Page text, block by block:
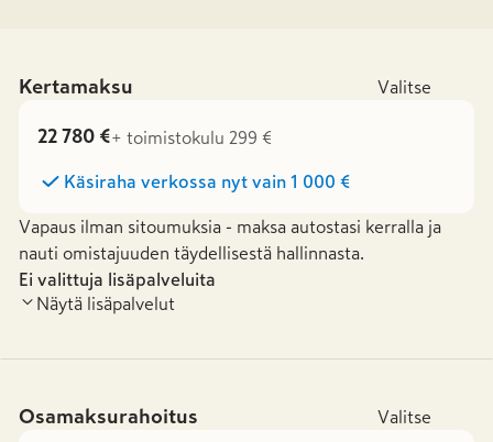
Kertamaksu Valitse
22 780 €+ toimistokulu 299 €
Käsiraha verkossa nyt vain 1 000 €
Vapaus ilman sitoumuksia - maksa autostasi kerralla ja
nauti omistajuuden täydellisestä hallinnasta.
Ei valittuja lisäpalveluita
Näytä lisäpalvelut
Osamaksurahoitus Valitse